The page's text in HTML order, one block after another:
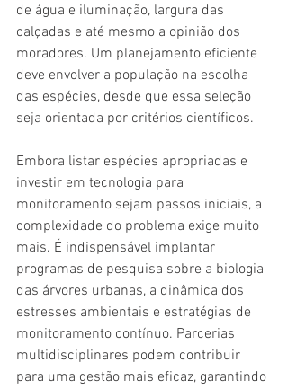
de água e iluminação, largura das
calçadas e até mesmo a opinião dos
moradores. Um planejamento eficiente
deve envolver a população na escolha
das espécies, desde que essa seleção
seja orientada por critérios científicos.
Embora listar espécies apropriadas e
investir em tecnologia para
monitoramento sejam passos iniciais, a
complexidade do problema exige muito
mais. É indispensável implantar
programas de pesquisa sobre a biologia
das árvores urbanas, a dinâmica dos
estresses ambientais e estratégias de
monitoramento contínuo. Parcerias
multidisciplinares podem contribuir
para uma gestão mais eficaz, garantindo